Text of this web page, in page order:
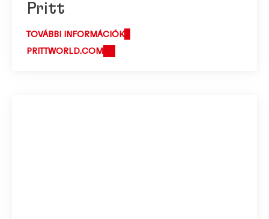
Pritt
TOVÁBBI INFORMÁCIÓK
PRITTWORLD.COM